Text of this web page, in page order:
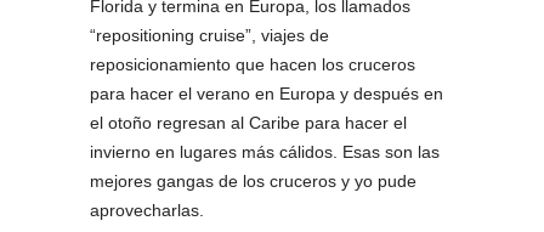
Florida y termina en Europa, los llamados
“repositioning cruise”, viajes de
reposicionamiento que hacen los cruceros
para hacer el verano en Europa y después en
el otoño regresan al Caribe para hacer el
invierno en lugares más cálidos. Esas son las
mejores gangas de los cruceros y yo pude
aprovecharlas.